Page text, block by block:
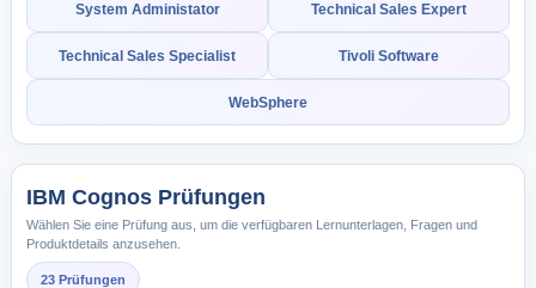
System Administator Technical Sales Expert
Technical Sales Specialist Tivoli Software
WebSphere
IBM Cognos Prüfungen
Wählen Sie eine Prüfung aus, um die verfügbaren Lernunterlagen, Fragen und
Produktdetails anzusehen.
23 Prüfungen